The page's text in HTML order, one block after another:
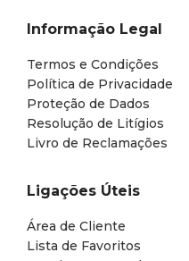
Informação Legal
Termos e Condições
Política de Privacidade
Proteção de Dados
Resolução de Litígios
Livro de Reclamações
Ligações Úteis
Área de Cliente
Lista de Favoritos